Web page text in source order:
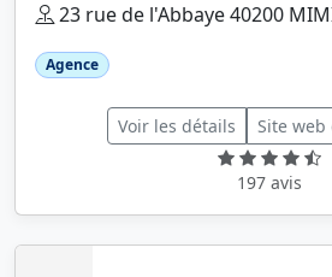
23 rue de l'Abbaye 40200
Agence
Voir les détails Site web
197 avis